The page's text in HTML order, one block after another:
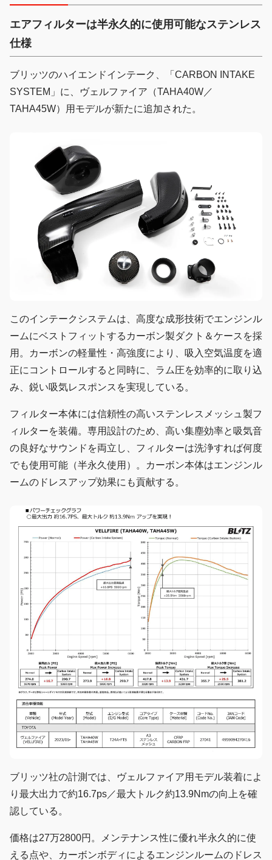
エアフィルターは半永久的に使用可能なステンレス
仕様
ブリッツのハイエンドインテーク、「CARBON INTAKE
SYSTEM」に、ヴェルファイア（TAHA40W／
TAHA45W）用モデルが新たに追加された。
このインテークシステムは、高度な成形技術でエンジンル
ームにベストフィットするカーボン製ダクト＆ケースを採
用。カーボンの軽量性・高強度により、吸入空気温度を適
正にコントロールすると同時に、ラム圧を効率的に取り込
み、鋭い吸気レスポンスを実現している。
フィルター本体には信頼性の高いステンレスメッシュ製フ
ィルターを装備。専用設計のため、高い集塵効率と吸気音
の良好なサウンドを両立し、フィルターは洗浄すれば何度
でも使用可能（半永久使用）。カーボン本体はエンジンル
ームのドレスアップ効果にも貢献する。
ブリッツ社の計測では、ヴェルファイア用モデル装着によ
り最大出力で約16.7ps／最大トルク約13.9Nmの向上を確
認している。
価格は27万2800円。メンテナンス性に優れ半永久的に使
える点や、カーボンボディによるエンジンルームのドレス